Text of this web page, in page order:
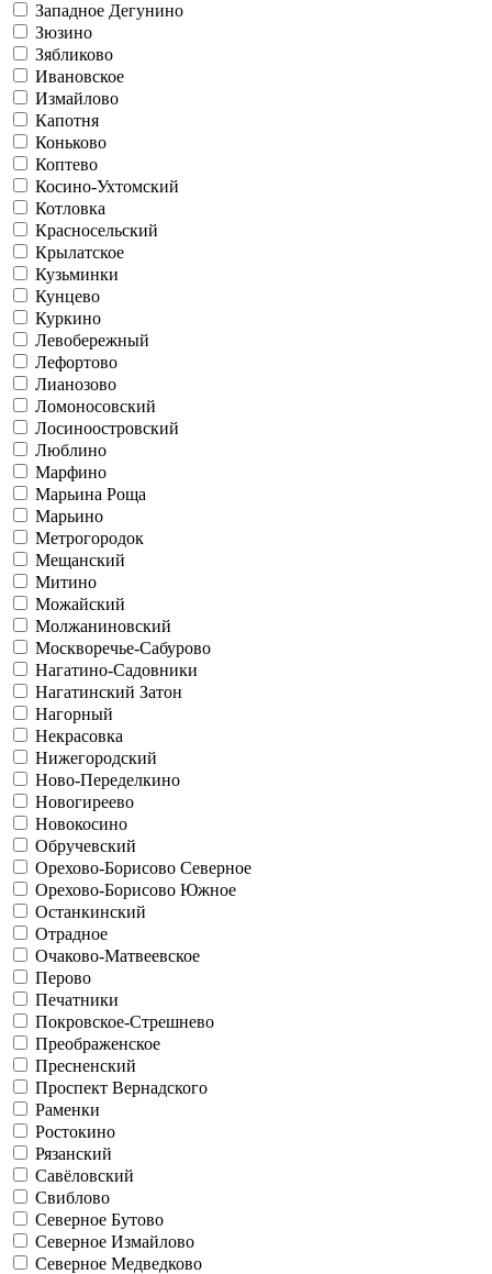
Западное Дегунино
Зюзино
Зябликово
Ивановское
Измайлово
Капотня
Коньково
Коптево
Косино-Ухтомский
Котловка
Красносельский
Крылатское
Кузьминки
Кунцево
Куркино
Левобережный
Лефортово
Лианозово
Ломоносовский
Лосиноостровский
Люблино
Марфино
Марьина Роща
Марьино
Метрогородок
Мещанский
Митино
Можайский
Молжаниновский
Москворечье-Сабурово
Нагатино-Садовники
Нагатинский Затон
Нагорный
Некрасовка
Нижегородский
Ново-Переделкино
Новогиреево
Новокосино
Обручевский
Орехово-Борисово Северное
Орехово-Борисово Южное
Останкинский
Отрадное
Очаково-Матвеевское
Перово
Печатники
Покровское-Стрешнево
Преображенское
Пресненский
Проспект Вернадского
Раменки
Ростокино
Рязанский
Савёловский
Свиблово
Северное Бутово
Северное Измайлово
Северное Медведково